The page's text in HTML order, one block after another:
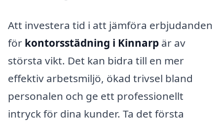
Att investera tid i att jämföra erbjudanden
för kontorsstädning i Kinnarp är av
största vikt. Det kan bidra till en mer
effektiv arbetsmiljö, ökad trivsel bland
personalen och ge ett professionellt
intryck för dina kunder. Ta det första